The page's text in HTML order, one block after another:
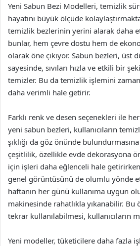
Yeni Sabun Bezi Modelleri, temizlik
hayatını büyük ölçüde
temizlik bezlerinin yerini alarak daha
bunlar, hem çevre dostu hem de
olarak öne çıkıyor. Sabun bezleri, üst
sayesinde, sıvıları hızla ve etkili bir
temizler. Bu da temizlik işlemini zaman
daha verimli hale getirir.
Farklı renk ve desen seçenekleri ile
yeni sabun bezleri, kullanıcıların
şıklığı da göz önünde
çeşitlilik, özellikle evde dekorasyona
için işleri daha eğlenceli hale
genel görüntüsünü de olumlu yönde
haftanın her günü kullanıma uygun
makinesinde rahatlıkla yıkanabilir.
tekrar kullanılabilmesi, kullanıcıların
Yeni modeller, tüketicilere daha fazla